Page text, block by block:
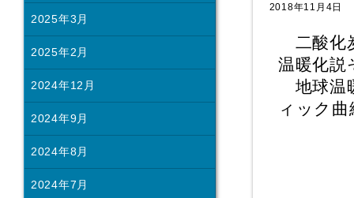
2018年11月4日
二酸化
温暖化説
地球温
ィック
2025年3月
2025年2月
2024年12月
2024年9月
2024年8月
2024年7月